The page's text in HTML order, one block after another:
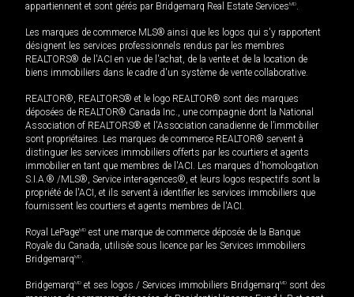
appartiennent et sont gérés par Bridgemarq Real Estate ServicesMD.
Les marques de commerce MLS® ainsi que les logos qui s'y rapportent
désignent les services professionnels rendus par les membres
REALTORS® de l'ACI en vue de l'achat, de la vente et de la location de
biens immobiliers dans le cadre d'un système de vente collaborative.
REALTOR®, REALTORS® et le logo REALTOR® sont des marques
déposées de REALTOR® Canada Inc., une compagnie dont la National
Association of REALTORS® et l'Association canadienne de l’immobilier
sont propriétaires. Les marques de commerce REALTOR® servent à
distinguer les services immobiliers offerts par les courtiers et agents
immobilier en tant que membres de l'ACI. Les marques d'homologation
S.I.A.® /MLS®, Service inter-agences®, et leurs logos respectifs sont la
propriété de l'ACI, et ils servent à identifier les services immobiliers que
fournissent les courtiers et agents membres de l'ACI.
Royal LePageMD est une marque de commerce déposée de la Banque
Royale du Canada, utilisée sous licence par les Services immobiliers
BridgemarqMD.
BridgemarqMD et ses logos / Services immobiliers BridgemarqMD sont des